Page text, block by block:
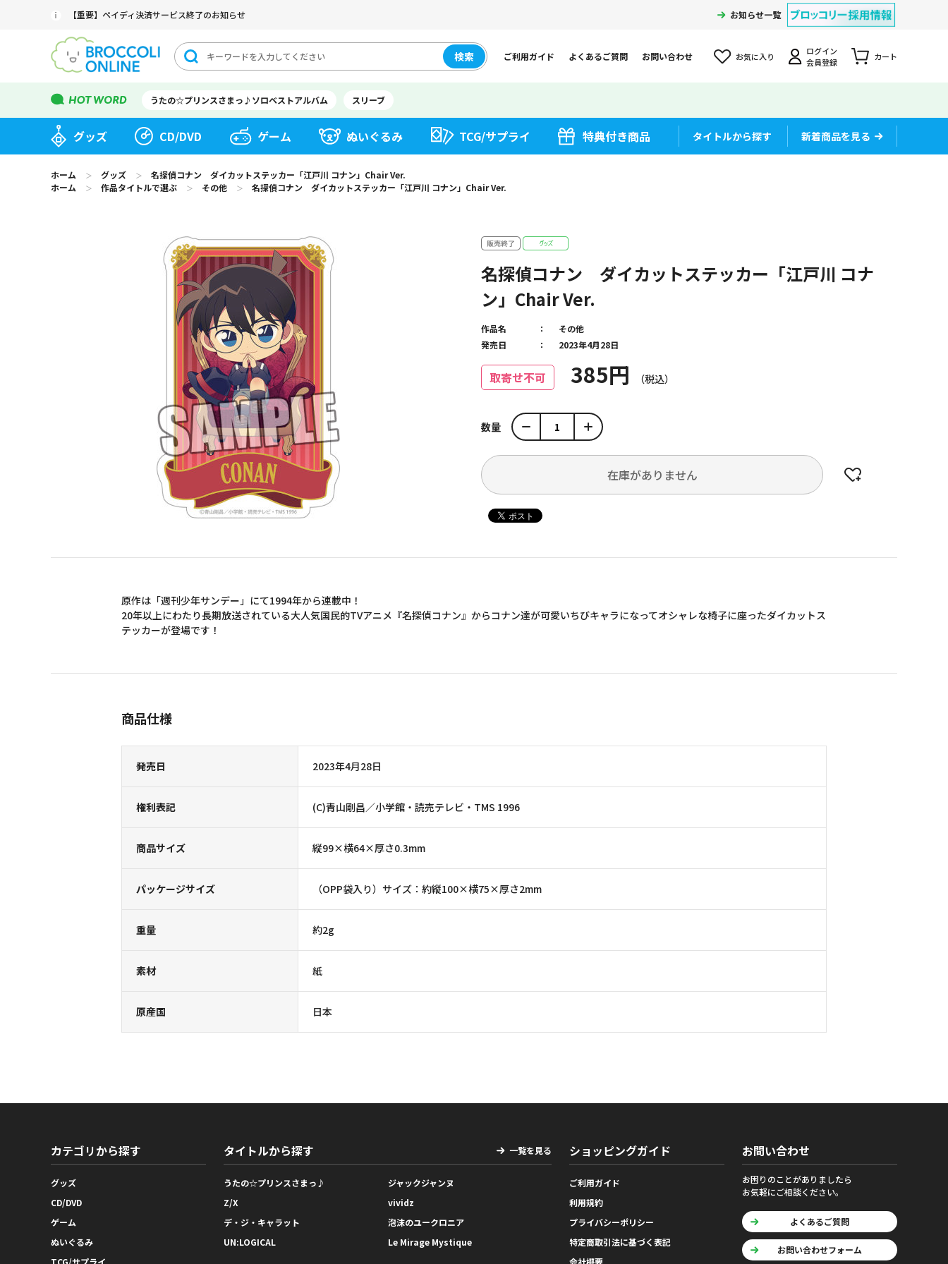
【重要】ペイディ決済サービス終了のお知らせ お知らせ一覧
検索 ご利用ガイド よくあるご質問 お問い合わせ お気に入り
ログイン
会員登録
カート
うたの☆プリンスさまっ♪ソロベストアルバム スリーブ
グッズ CD/DVD ゲーム ぬいぐるみ TCG/サプライ 特典付き商品 タイトルから探す 新着商品を見る
ホーム ＞ グッズ ＞
名探偵コナン ダイカットステッカー「江戸川 コナン」Chair Ver.
ホーム
＞ 作品タイトルで選ぶ ＞ その他 ＞ 名探偵コナン ダイカットステッカー「江戸川 コナン」Chair Ver.
名探偵コナン ダイカットステッカー「江戸川 コナ
ン」Chair Ver.
取寄せ不可 385円
作品名
その他
発売日
2023年4月28日
数量
在庫がありません
原作は「週刊少年サンデー」にて1994年から連載中！
20年以上にわたり長期放送されている大人気国民的TVアニメ『名探偵コナン』からコナン達が可愛いちびキャラになってオシャレな椅子に座ったダイカットス
テッカーが登場です！
商品仕様
発売日 2023年4月28日
権利表記 (C)青山剛昌／小学館・読売テレビ・TMS 1996
商品サイズ 縦99×横64×厚さ0.3mm
パッケージサイズ （OPP袋入り）サイズ：約縦100×横75×厚さ2mm
重量 約2g
素材 紙
原産国 日本
カテゴリから探す
グッズ
CD/DVD
ゲーム
ぬいぐるみ
TCG/サプライ
タイトルから探す 一覧を見る
うたの☆プリンスさまっ♪
ジャックジャンヌ
Z/X
vividz
デ・ジ・キャラット
泡沫のユークロニア
UN:LOGICAL
Le Mirage Mystique
ショッピングガイド
ご利用ガイド
利用規約
プライバシーポリシー
特定商取引法に基づく表記
会社概要
お問い合わせ
お困りのことがありましたら
お気軽にご相談ください。
よくあるご質問
お問い合わせフォーム